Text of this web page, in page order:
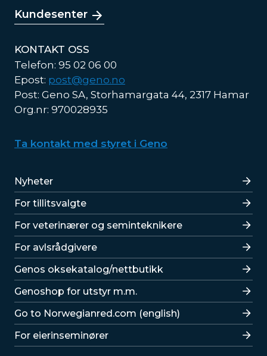
Kundesenter
KONTAKT OSS
Telefon: 95 02 06 00
Epost: post@geno.no
Post: Geno SA, Storhamargata 44, 2317 Hamar
Org.nr: 970028935
Ta kontakt med styret i Geno
Lenker
Nyheter
For tillitsvalgte
For veterinærer og seminteknikere
For avlsrådgivere
Lenker
Genos oksekatalog/nettbutikk
Genoshop for utstyr m.m.
Go to Norwegianred.com (english)
For eierinseminører